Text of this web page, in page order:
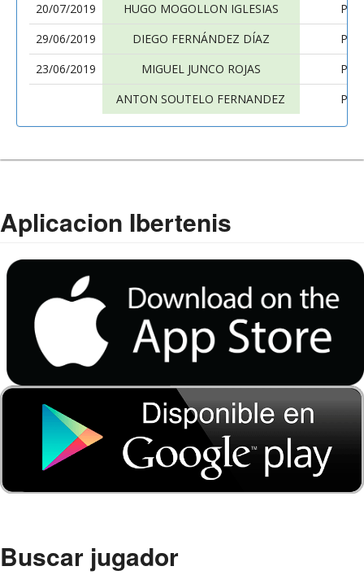
20/07/2019
HUGO MOGOLLON IGLESIAS
29/06/2019
DIEGO FERNÁNDEZ DÍAZ
23/06/2019
MIGUEL JUNCO ROJAS
ANTON SOUTELO FERNANDEZ
Aplicacion Ibertenis
Buscar jugador